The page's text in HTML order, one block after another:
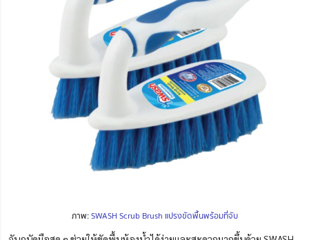
ภาพ:SWASH Scrub Brush แปรงขัดพื้นพร้อมที่จับ